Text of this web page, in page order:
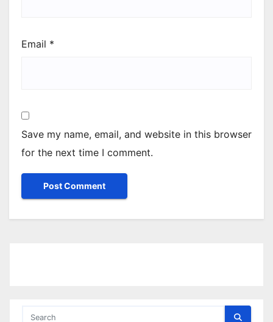
Email *
Save my name, email, and website in this browser
for the next time I comment.